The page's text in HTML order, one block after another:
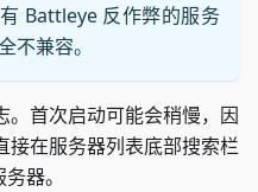
Battleye 反作弊的服务
不兼容。
。首次启动可能会稍慢，因
接在服务器列表底部搜索栏
器。